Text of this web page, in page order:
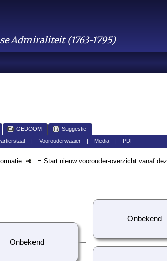
Admiraliteit (1763-1795)
GEDCOM Suggestie
| Voorouderwaaier| Media| PDF
= Start nieuw voorouder-overzicht vanaf
Onbekend
Onbekend